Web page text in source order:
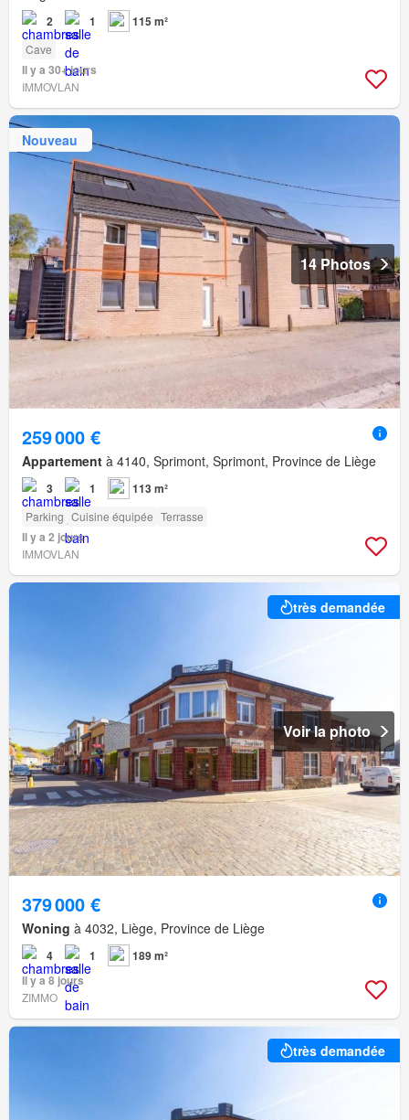
2 1 115 m²
Cave
Il y a 30+ jours
IMMOVLAN
Nouveau
14 Photos
259 000 €
Appartement à 4140, Sprimont, Sprimont, Province de Liège
3 1 113 m²
Parking Cuisine équipée Terrasse
Il y a 2 jours
IMMOVLAN
très demandée
Voir la photo
379 000 €
Woning à 4032, Liège, Province de Liège
4 1
189 m²
Il y a 8 jours
ZIMMO
très demandée